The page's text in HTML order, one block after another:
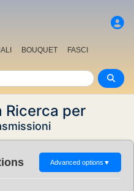
BOUQUET
FASCI
Ricerca per
Advanced options ▼